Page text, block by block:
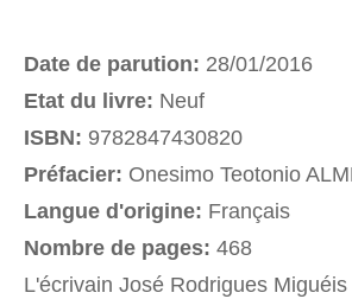
Date de parution: 28/01/2016
Etat du livre: Neuf
ISBN: 9782847430820
Préfacier: Onesimo Teotonio
Langue d'origine: Français
Nombre de pages: 468
L'écrivain José Rodrigues